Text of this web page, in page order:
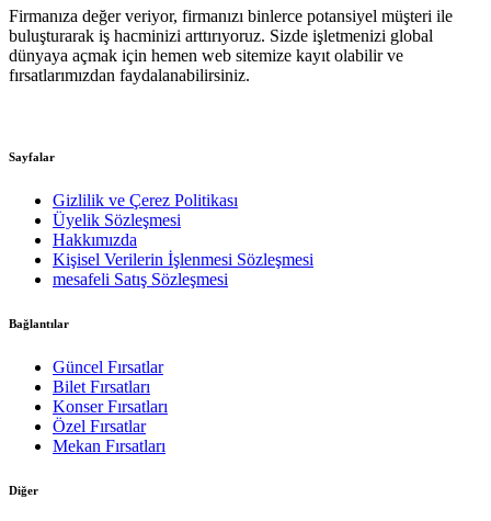
Firmanıza değer veriyor, firmanızı binlerce potansiyel müşteri ile
buluşturarak iş hacminizi arttırıyoruz. Sizde işletmenizi global
dünyaya açmak için hemen web sitemize kayıt olabilir ve
fırsatlarımızdan faydalanabilirsiniz.
Sayfalar
Gizlilik ve Çerez Politikası
Üyelik Sözleşmesi
Hakkımızda
Kişisel Verilerin İşlenmesi Sözleşmesi
mesafeli Satış Sözleşmesi
Bağlantılar
Güncel Fırsatlar
Bilet Fırsatları
Konser Fırsatları
Özel Fırsatlar
Mekan Fırsatları
Diğer